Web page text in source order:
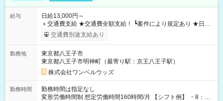
給与
日給13,000円～
＋交通費支給 ★交通費全額支給！ ┗案件により規定あり ★日払
いOK！（規定あり） ┗働いたその日に現金GET♪ お仕事後はコ
ンビニATMから 日払い分を引き落とせます！ 【試用期間】試
交通費別途支給あり
勤務地
東京都八王子市
東京都八王子市明神町（最寄り駅：京王八王子駅）
株式会社ワンベルウッズ
勤務時間
勤務時間は指定なし
変形労働時間制 想定労働時間160時間/月 【シフト例】 ・8：00